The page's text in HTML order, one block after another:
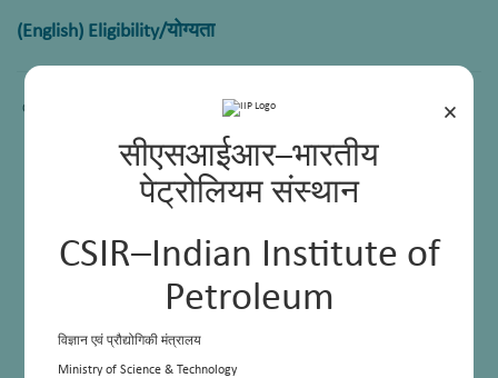
×
सीएसआईआर–भारतीय
पेट्रोलियम संस्थान
CSIR–Indian Institute of
Petroleum
विज्ञान एवं प्रौद्योगिकी मंत्रालय
Ministry of Science & Technology
(English) Eligibility/योग्यता
Content not available.